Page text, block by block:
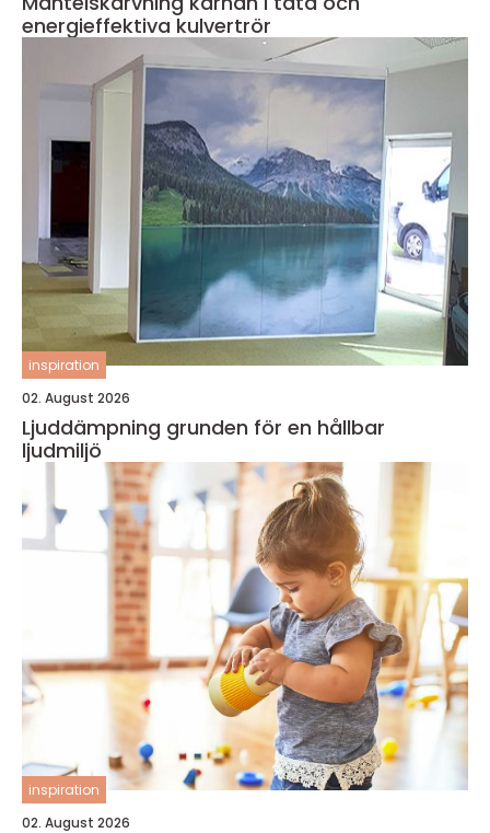
energieffektiva kulvertrör
inspiration
02. August 2026
Ljuddämpning grunden för en hållbar
ljudmiljö
inspiration
02. August 2026